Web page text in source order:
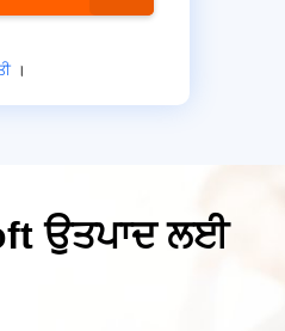
।
ਉਤਪਾਦ ਲਈ